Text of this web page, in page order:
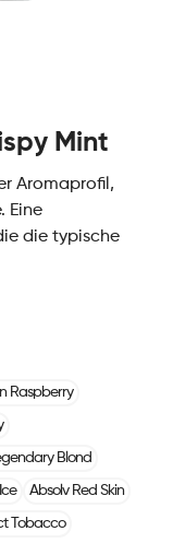
Mint
Aromaprofil,
Eine
die typische
Raspberry
Blond
Absolv Red Skin
Tobacco